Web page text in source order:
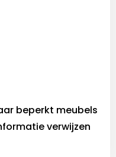
beperkt meubels
verwijzen